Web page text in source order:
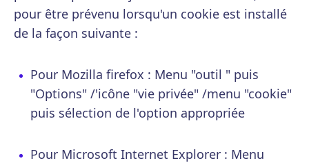
pour être prévenu lorsqu'un cookie est installé
de la façon suivante :
Pour Mozilla firefox : Menu "outil " puis
"Options" /'icône "vie privée" /menu "cookie"
puis sélection de l'option appropriée
Pour Microsoft Internet Explorer : Menu